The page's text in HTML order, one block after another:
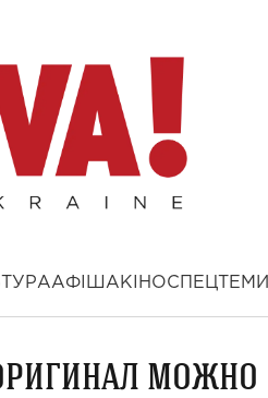
АФІША КІНОСПЕЦТЕМИ
МОЖНО